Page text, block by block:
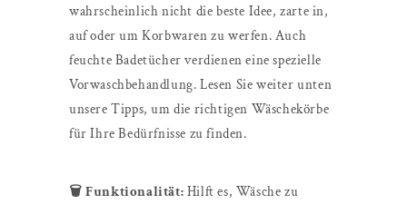
wahrscheinlich nicht die beste Idee, zarte in,
auf oder um Korbwaren zu werfen. Auch
feuchte Badetücher verdienen eine spezielle
Vorwaschbehandlung. Lesen Sie weiter unten
unsere Tipps, um die richtigen Wäschekörbe
für Ihre Bedürfnisse zu finden.
🗑️ Funktionalität: Hilft es, Wäsche zu